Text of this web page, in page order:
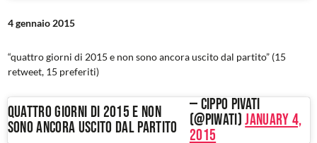
4 gennaio 2015
“quattro giorni di 2015 e non sono ancora uscito dal partito” (15
retweet, 15 preferiti)
Quattro giorni di 2015 e non
sono ancora uscito dal partito
— Cippo Pivati
(@piwati)January 4,
2015